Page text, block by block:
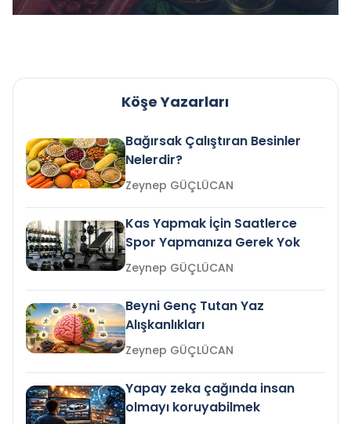
Köşe Yazarları
Bağırsak Çalıştıran Besinler
Nelerdir?
Zeynep GÜÇLÜCAN
Kas Yapmak İçin Saatlerce
Spor Yapmanıza Gerek Yok
Zeynep GÜÇLÜCAN
Beyni Genç Tutan Yaz
Alışkanlıkları
Zeynep GÜÇLÜCAN
Yapay zeka çağında insan
olmayı koruyabilmek